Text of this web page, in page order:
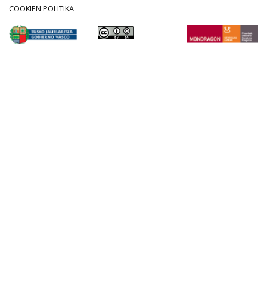
COOKIEN POLITIKA